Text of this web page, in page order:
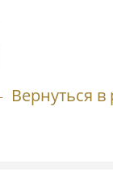
Вернуться